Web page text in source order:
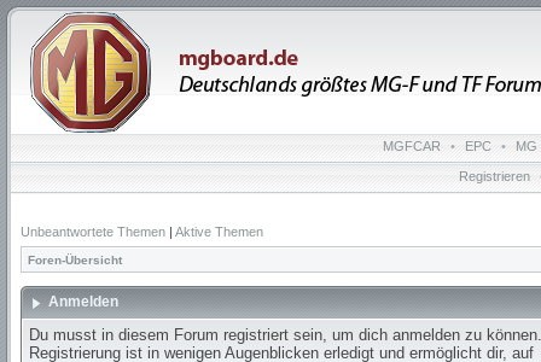
MGFCAR • EPC • MG
Registrieren
Unbeantwortete Themen | Aktive Themen
Foren-Übersicht
Anmelden
Du musst in diesem Forum registriert sein, um dich anmelden zu
Registrierung ist in wenigen Augenblicken erledigt und ermöglicht dir, auf